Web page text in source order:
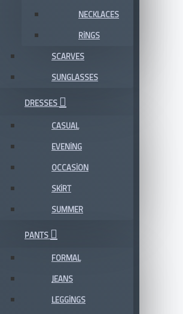
NECKLACES
RINGS
SCARVES
SUNGLASSES
DRESSES
CASUAL
EVENING
OCCASION
SKIRT
SUMMER
PANTS
FORMAL
JEANS
LEGGINGS